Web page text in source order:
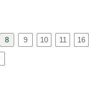
8 9 10 11 16